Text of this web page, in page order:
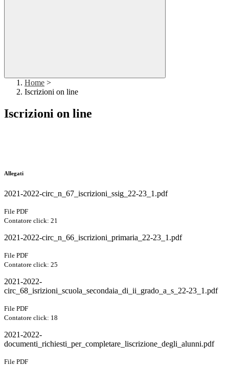
Home >
Iscrizioni on line
Iscrizioni on line
Allegati
2021-2022-circ_n_67_iscrizioni_ssig_22-23_1.pdf
File PDF
Contatore click: 21
2021-2022-circ_n_66_iscrizioni_primaria_22-23_1.pdf
File PDF
Contatore click: 25
2021-2022-
circ_68_isrizioni_scuola_secondaia_di_ii_grado_a_s_22-23_1.pdf
File PDF
Contatore click: 18
2021-2022-
documenti_richiesti_per_completare_liscrizione_degli_alunni.pdf
File PDF